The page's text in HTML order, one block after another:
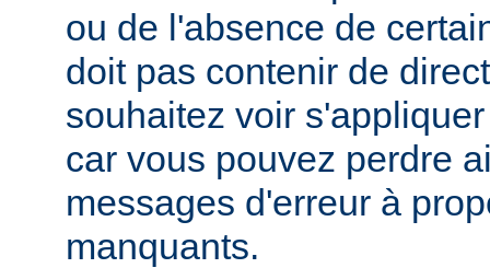
ou de l'absence de
doit pas contenir de
souhaitez voir
car vous pouvez perdre
messages d'erreur à
manquants.